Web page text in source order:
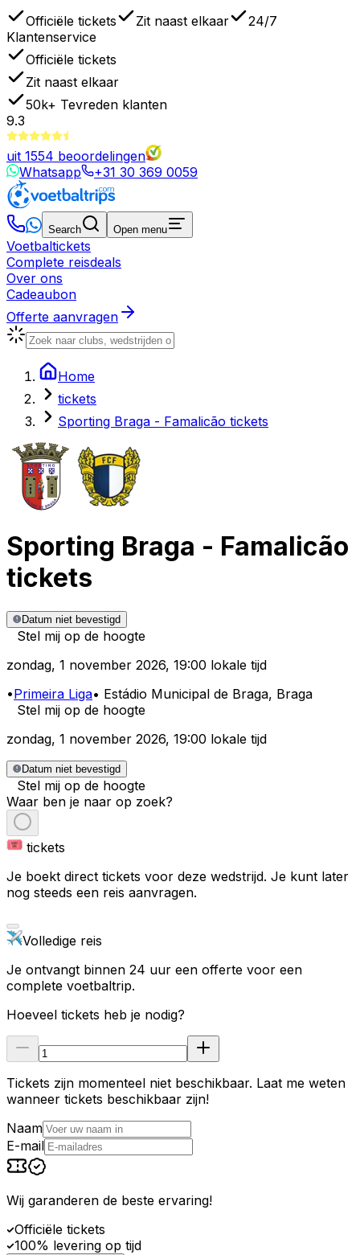
Officiële tickets Zit naast elkaar
24/7
Klantenservice
Officiële tickets
Zit naast elkaar
50k+ Tevreden klanten
9.3
uit 1554 beoordelingen
Whatsapp
+31 30 369 0059
Search Open menu
Voetbaltickets
Complete reisdeals
Over ons
Cadeaubon
Offerte aanvragen
Home
tickets
Sporting Braga - Famalicão tickets
Sporting Braga - Famalicão
tickets
Datum niet bevestigd
Stel mij op de hoogte
zondag, 1 november 2026, 19:00 lokale tijd
•Primeira Liga• Estádio Municipal de Braga, Braga
Stel mij op de hoogte
zondag, 1 november 2026, 19:00 lokale tijd
Datum niet bevestigd
Stel mij op de hoogte
Waar ben je naar op zoek?
tickets
Je boekt direct tickets voor deze wedstrijd. Je kunt later
nog steeds een reis aanvragen.
Volledige reis
Je ontvangt binnen 24 uur een offerte voor een
complete voetbaltrip.
Hoeveel tickets heb je nodig?
Tickets zijn momenteel niet beschikbaar. Laat me weten
wanneer tickets beschikbaar zijn!
Naam
E-mail
Wij garanderen de beste ervaring!
Officiële tickets
100% levering op tijd